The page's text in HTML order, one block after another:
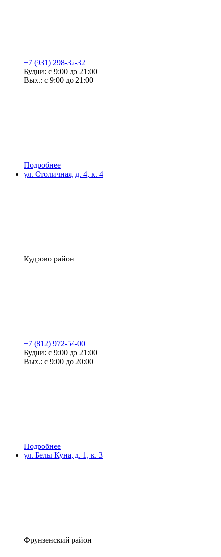
+7 (931) 298-32-32
Будни: с 9:00 до 21:00
Вых.: с 9:00 до 21:00
Подробнее
ул. Столичная, д. 4, к. 4
Кудрово район
+7 (812) 972-54-00
Будни: с 9:00 до 21:00
Вых.: с 9:00 до 20:00
Подробнее
ул. Белы Куна, д. 1, к. 3
Фрунзенский район